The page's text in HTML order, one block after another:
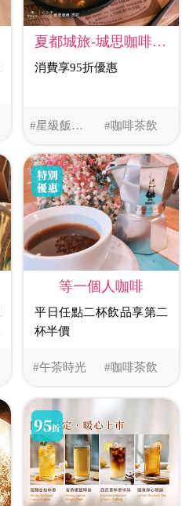
#星級飯店美食 #咖啡茶飲
夏都城旅-城思咖啡•酒吧
消費享95折優惠
#午茶時光
#咖啡茶飲
等一個人咖啡
平日任點二杯飲品享第二
杯半價